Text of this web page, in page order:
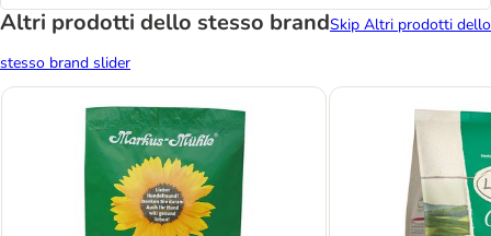
Altri prodotti dello stesso brandSkip Altri prodotti dello
stesso brand slider